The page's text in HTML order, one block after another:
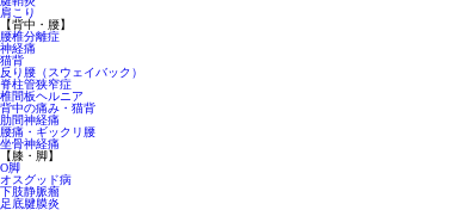
肩こり
【背中・腰】
腰椎分離症
神経痛
猫背
反り腰（スウェイバック）
脊柱管狭窄症
椎間板ヘルニア
背中の痛み・猫背
肋間神経痛
腰痛・ギックリ腰
坐骨神経痛
【膝・脚】
O脚
オスグッド病
下肢静脈瘤
足底腱膜炎